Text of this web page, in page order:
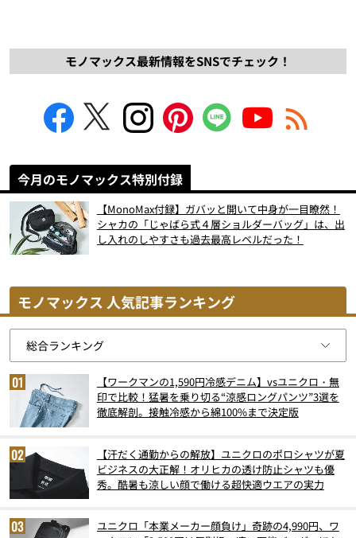
モノマックス最新情報をSNSでチェック！
今月のモノマックス特別付録
【MonoMax付録】ガバッと開いて中身が一目瞭然！
シャカの「じゃばら式４層ショルダーバッグ」は、出
し入れのしやすさも過去最高レベルだった！
モノマックス 人気記事ランキング
【ワークマンの1,590円冷感デニム】vsユニクロ・無
印で比較！猛暑を乗り切る“涼感ロングパンツ”3選を
徹底解剖。接触冷感から綿100%まで決定版
【汗だく通勤からの解放】ユニクロのポロシャツが夏
ビジネスの大正解！オリヒカの透け防止シャツも優
秀。酷暑も涼しい顔で働ける超快適ウエアの実力
ユニクロ「本業メーカー顔負け」奇跡の4,990円、ワ